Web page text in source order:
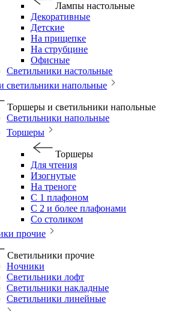
Лампы настольные
Декоративные
Детские
На прищепке
На струбцине
Офисные
Светильники настольные
светильники напольные
Торшеры и светильники напольные
Светильники напольные
Торшеры
Торшеры
Для чтения
Изогнутые
На треноге
С 1 плафоном
С 2 и более плафонами
Со столиком
прочие
Светильники прочие
Ночники
Светильники лофт
Светильники накладные
Светильники линейные